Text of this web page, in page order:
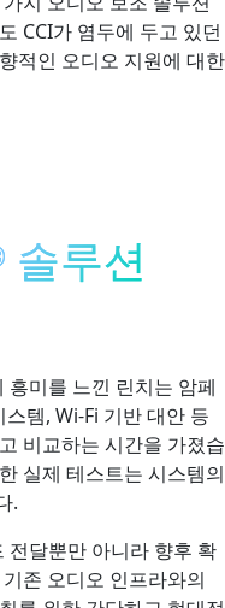
CCI가 염두에 두고 있던
적인 오디오 지원에 대한
솔루션
미를 느낀 린치는 암페
템, Wi-Fi 기반 대안 등
비교하는 시간을 가졌습
실제 테스트는 시스템의
.
달뿐만 아니라 향후 확
존 오디오 인프라와의